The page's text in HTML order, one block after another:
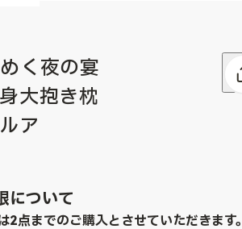
く夜の宴
大抱き枕
ア
について
2点までのご購入とさせていただきます